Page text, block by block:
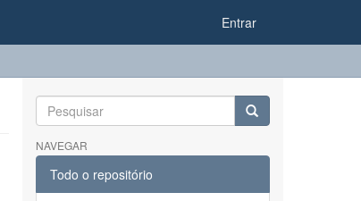
Entrar
NAVEGAR
Todo o repositório